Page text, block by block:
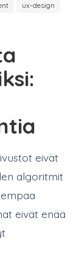
ux-design
eivät
algoritmit
eivät enää